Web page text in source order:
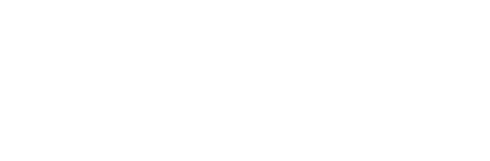
每月功能检查及每年由专业工程师进行的校准。案例中，科室通过记录设备运行日志，及时发现了某次探头灵敏
参考了国家卫健委关于医疗设备管理的相关指导原则，保障维护工作符合行业规范。这一实践提醒用户，设备的